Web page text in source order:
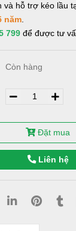
hỗ trợ kéo lầu
năm
799 để được tư
Còn hàng
Đặt mua
Liên hệ